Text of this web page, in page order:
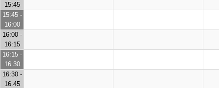
15:45
15:45 -
16:00
16:00 -
16:15
16:15 -
16:30
16:30 -
16:45